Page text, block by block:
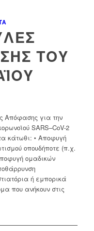
ΤΟΥ
Απόφασης για την
SARS–CoV-2
κάτωθι: • Αποφυγή
οπουδήποτε (π.χ.
ομαδικών
ή εμπορικά
που ανήκουν στις